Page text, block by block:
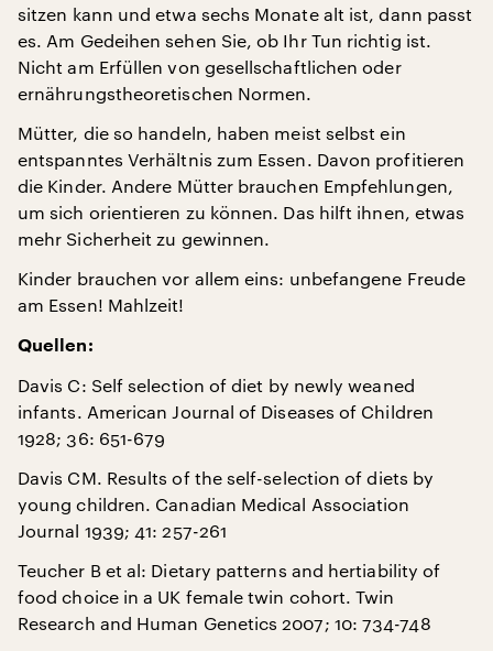
sitzen kann und etwa sechs Monate alt ist, dann passt
es. Am Gedeihen sehen Sie, ob Ihr Tun richtig ist.
Nicht am Erfüllen von gesellschaftlichen oder
ernährungstheoretischen Normen.
Mütter, die so handeln, haben meist selbst ein
entspanntes Verhältnis zum Essen. Davon profitieren
die Kinder. Andere Mütter brauchen Empfehlungen,
um sich orientieren zu können. Das hilft ihnen, etwas
mehr Sicherheit zu gewinnen.
Kinder brauchen vor allem eins: unbefangene Freude
am Essen! Mahlzeit!
Quellen:
Davis C: Self selection of diet by newly weaned
infants. American Journal of Diseases of Children
1928; 36: 651-679
Davis CM. Results of the self-selection of diets by
young children. Canadian Medical Association
Journal 1939; 41: 257-261
Teucher B et al: Dietary patterns and hertiability of
food choice in a UK female twin cohort. Twin
Research and Human Genetics 2007; 10: 734-748